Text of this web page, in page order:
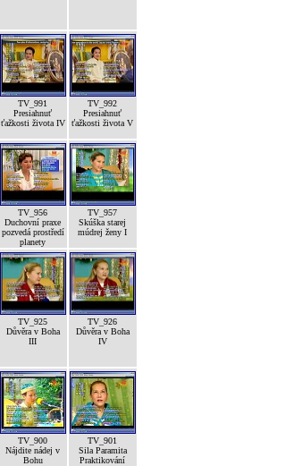
TV_991
Presiahnuť
ťažkosti života IV
TV_992
Presiahnuť
ťažkosti života V
TV_956
Duchovní praxe
pozvedá prostředí
planety
TV_957
Skúška starej
múdrej ženy I
TV_925
Důvěra v Boha
III
TV_926
Důvěra v Boha
IV
TV_900
Nájdite nádej v
Bohu
TV_901
Sila Paramita
Praktikování